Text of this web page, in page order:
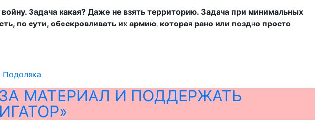
Задача какая? Даже не взять территорию. Задача при минимальных
по сути, обескровливать их армию, которая рано или поздно просто
Подоляка
МАТЕРИАЛ И ПОДДЕРЖАТЬ